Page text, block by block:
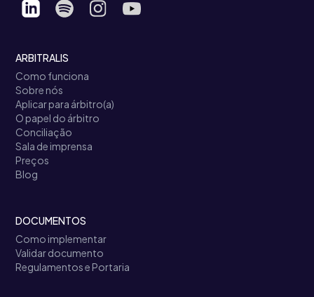
ARBITRALIS
Como funciona
Sobre nós
Aplicar para árbitro(a)
O papel do árbitro
Conciliação
Sala de imprensa
Preços
Blog
DOCUMENTOS
Como implementar
Validar documento
Regulamentos e Portaria